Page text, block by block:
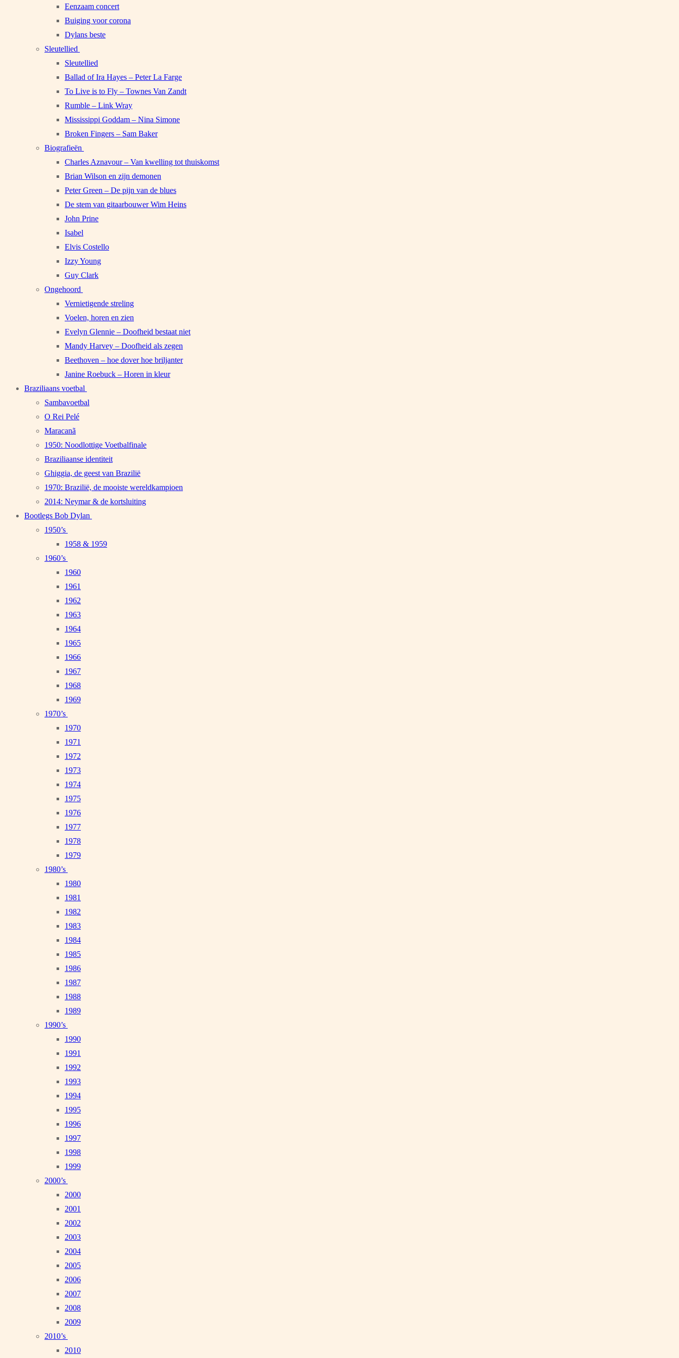
Eenzaam concert
Buiging voor corona
Dylans beste
Sleutellied
Sleutellied
Ballad of Ira Hayes – Peter La Farge
To Live is to Fly – Townes Van Zandt
Rumble – Link Wray
Mississippi Goddam – Nina Simone
Broken Fingers – Sam Baker
Biografieën
Charles Aznavour – Van kwelling tot thuiskomst
Brian Wilson en zijn demonen
Peter Green – De pijn van de blues
De stem van gitaarbouwer Wim Heins
John Prine
Isabel
Elvis Costello
Izzy Young
Guy Clark
Ongehoord
Vernietigende streling
Voelen, horen en zien
Evelyn Glennie – Doofheid bestaat niet
Mandy Harvey – Doofheid als zegen
Beethoven – hoe dover hoe briljanter
Janine Roebuck – Horen in kleur
Braziliaans voetbal
Sambavoetbal
O Rei Pelé
Maracanã
1950: Noodlottige Voetbalfinale
Braziliaanse identiteit
Ghiggia, de geest van Brazilië
1970: Brazilië, de mooiste wereldkampioen
2014: Neymar & de kortsluiting
Bootlegs Bob Dylan
1950’s
1958 & 1959
1960’s
1960
1961
1962
1963
1964
1965
1966
1967
1968
1969
1970’s
1970
1971
1972
1973
1974
1975
1976
1977
1978
1979
1980’s
1980
1981
1982
1983
1984
1985
1986
1987
1988
1989
1990’s
1990
1991
1992
1993
1994
1995
1996
1997
1998
1999
2000’s
2000
2001
2002
2003
2004
2005
2006
2007
2008
2009
2010’s
2010